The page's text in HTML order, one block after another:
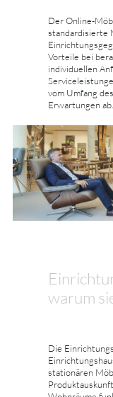
Der Online-
standardisierte
Vorteile bei
individuellen
vom Umfang
Erwartungen ab.
warum
Die
stationären